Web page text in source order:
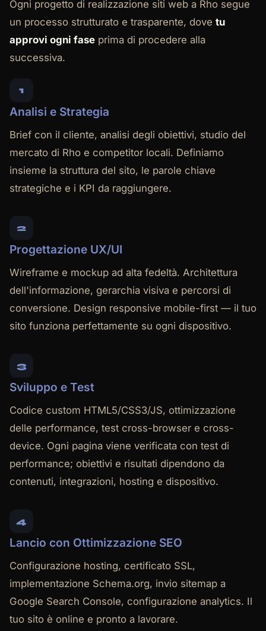
Ogni progetto di realizzazione siti web a Rho segue
un processo strutturato e trasparente, dove tu
approvi ogni fase prima di procedere alla
successiva.
1
Analisi e Strategia
Brief con il cliente, analisi degli obiettivi, studio del
mercato di Rho e competitor locali. Definiamo
insieme la struttura del sito, le parole chiave
strategiche e i KPI da raggiungere.
2
Progettazione UX/UI
Wireframe e mockup ad alta fedeltà. Architettura
dell'informazione, gerarchia visiva e percorsi di
conversione. Design responsive mobile-first — il tuo
sito funziona perfettamente su ogni dispositivo.
3
Sviluppo e Test
Codice custom HTML5/CSS3/JS, ottimizzazione
delle performance, test cross-browser e cross-
device. Ogni pagina viene verificata con test di
performance; obiettivi e risultati dipendono da
contenuti, integrazioni, hosting e dispositivo.
4
Lancio con Ottimizzazione SEO
Configurazione hosting, certificato SSL,
implementazione Schema.org, invio sitemap a
Google Search Console, configurazione analytics. Il
tuo sito è online e pronto a lavorare.